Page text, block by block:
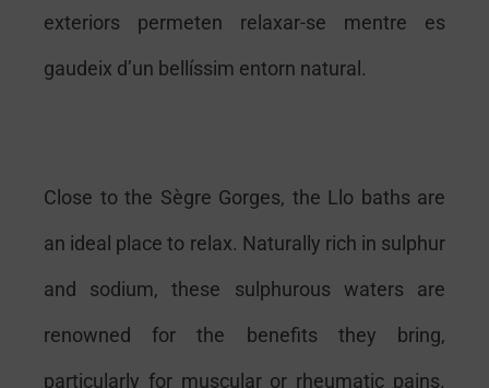
exteriors permeten relaxar-se mentre es
gaudeix d’un bellíssim entorn natural.
Close to the Sègre Gorges, the Llo baths are
an ideal place to relax. Naturally rich in sulphur
and sodium, these sulphurous waters are
renowned for the benefits they bring,
particularly for muscular or rheumatic pains.